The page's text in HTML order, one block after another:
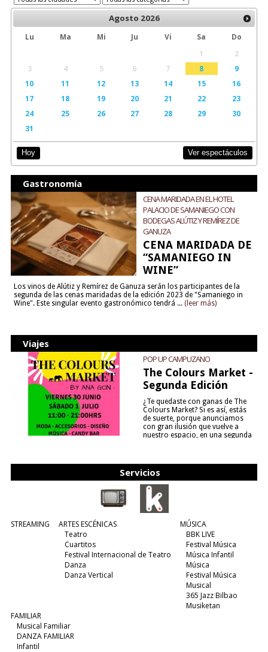
Agosto 2026
Lu Ma Mi Ju Vi Sa
Do
1
2
3
4 5 6 7 8
9
10
11 12 13 14 15
16
17
18 19 20 21 22
23
24
25 26 27 28 29
30
31
Hoy Ver espectáculos
Gastronomía
CENA MARIDADA EN EL HOTEL
PALACIO DE SAMANIEGO CON
BODEGAS ALÚTIZ Y REMÍREZ DE
GANUZA
CENA MARIDADA DE
“SAMANIEGO IN
WINE”
Los vinos de Alútiz y Remírez de Ganuza serán los participantes de la
segunda de las cenas maridadas de la edición 2023 de "Samaniego in
Wine". Este singular evento gastronómico tendrá ... (leer más)
Viajes
POP UP CAMPUZANO
The Colours Market -
Segunda Edición
¿Te quedaste con ganas de The
Colours Market? Si es así, estás
de suerte, porque anunciamos
con gran ilusión que vuelve a
nuestro espacio, en una segunda
Servicios
STREAMING
ARTES ESCÉNICAS
Teatro
Cuartitos
Festival Internacional de Teatro
Danza
Danza Vertical
MÚSICA
BBK LIVE
Festival Música
Música Infantil
Música
Festival Música
Musical
365 Jazz Bilbao
Musiketan
FAMILIAR
Musical Familiar
DANZA FAMILIAR
Infantil